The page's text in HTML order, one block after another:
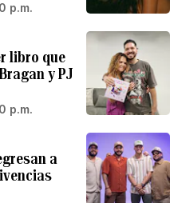
p.m.
libro que
y PJ
p.m.
a